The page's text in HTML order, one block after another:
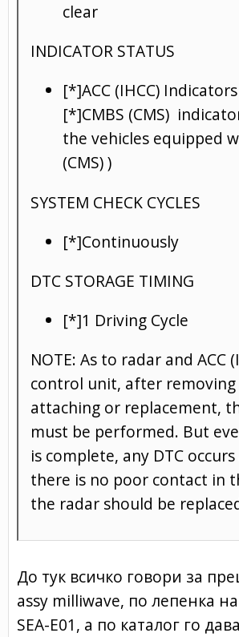
clear
INDICATOR STATUS
[*]ACC (IHCC)
[*]CMBS (CMS)
the vehicles equipped
(CMS) )
SYSTEM CHECK CYCLES
[*]Continuously
DTC STORAGE TIMING
[*]1 Driving Cycle
NOTE: As to radar and ACC
control unit, after removing
attaching or replacement,
must be performed. But
is complete, any DTC
there is no poor contact in
the radar should be
До тук всичко говори за
assy milliwave, по лепенка
SEA-E01, а по каталог го